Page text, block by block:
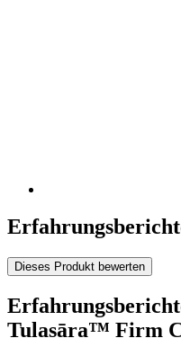
Dieses Produkt bewerten
Tulasāra™ Firm